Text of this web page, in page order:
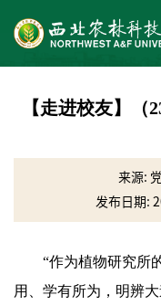
【走进校友】
来源:
发布日期:
“作为植物研究所
用、学有所为，明辨